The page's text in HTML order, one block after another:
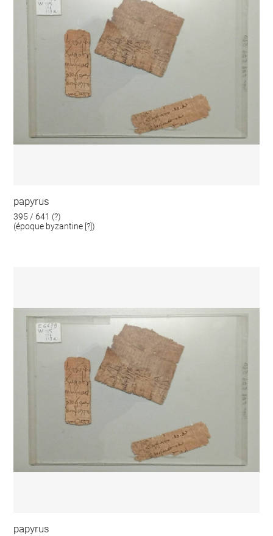
papyrus
395 / 641 (?)
(époque byzantine [?])
papyrus